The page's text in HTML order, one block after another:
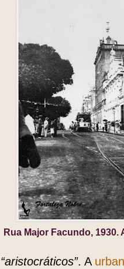
Rua Major Facundo, 1930.
“aristocráticos”. A